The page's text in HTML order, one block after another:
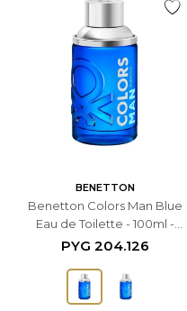
BENETTON
Benetton Colors Man Blue
Eau de Toilette - 100ml -
Masculino
PYG 204.126